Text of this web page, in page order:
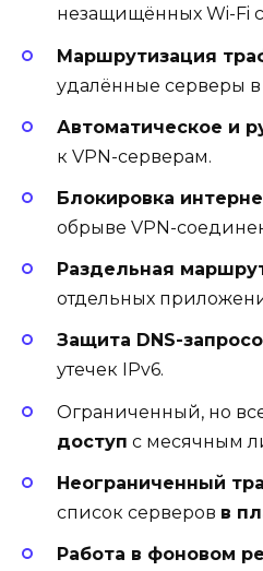
незащищённых Wi-Fi
Маршрутизация
удалённые серверы в
Автоматическое и
к VPN-серверам.
Блокировка
обрыве VPN-
Раздельная
отдельных
Защита DNS-
утечек IPv6.
Ограниченный, но
доступ с месячным
Неограниченный
список серверов в
Работа в фоновом